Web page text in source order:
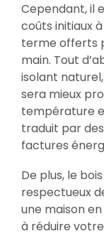
Cependant, il
coûts initiaux
terme offerts
main. Tout
isolant
sera mieux
température
traduit par
factures
De plus, le
respectueux
une maison
à réduire